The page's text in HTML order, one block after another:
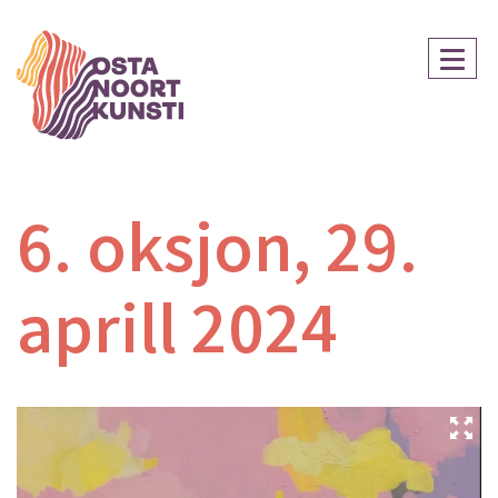
6. oksjon, 29.
aprill 2024